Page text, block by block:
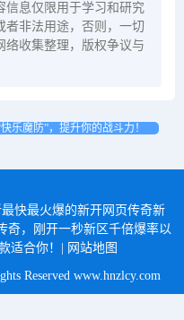
信息仅限用于学习和研究
者非法用途，否则，一切
络收集整理，版权争议与
乐魔防”，提升你的战斗力！
快最火爆的新开网页传奇新
奇，刚开一秒新区千倍爆率以
适合你！|
网站地图
Reserved www.hnzlcy.com